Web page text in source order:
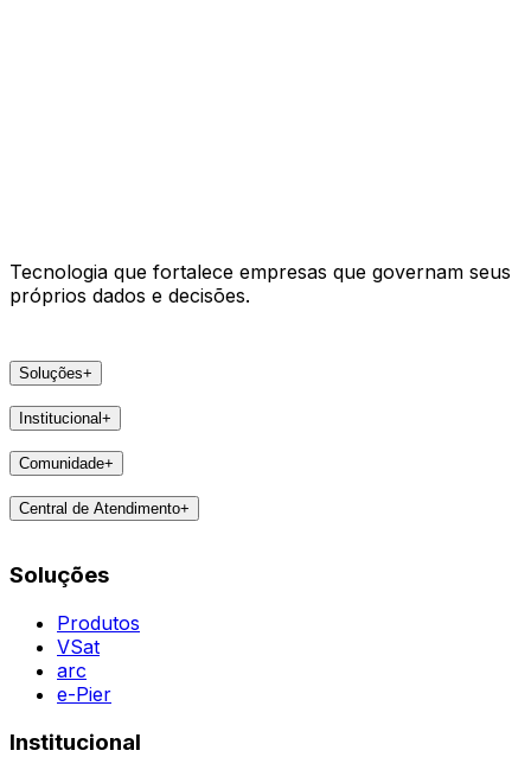
Tecnologia que fortalece empresas que governam seus
próprios dados e decisões.
Soluções+
Produtos
arc
Institucional+
A Areco
Lideranças
Comunidade+
Eventos
Vivências
Central de Atendimento+
Todas as Regiões
Agent
Soluções
Produtos
VSat
arc
e-Pier
Institucional